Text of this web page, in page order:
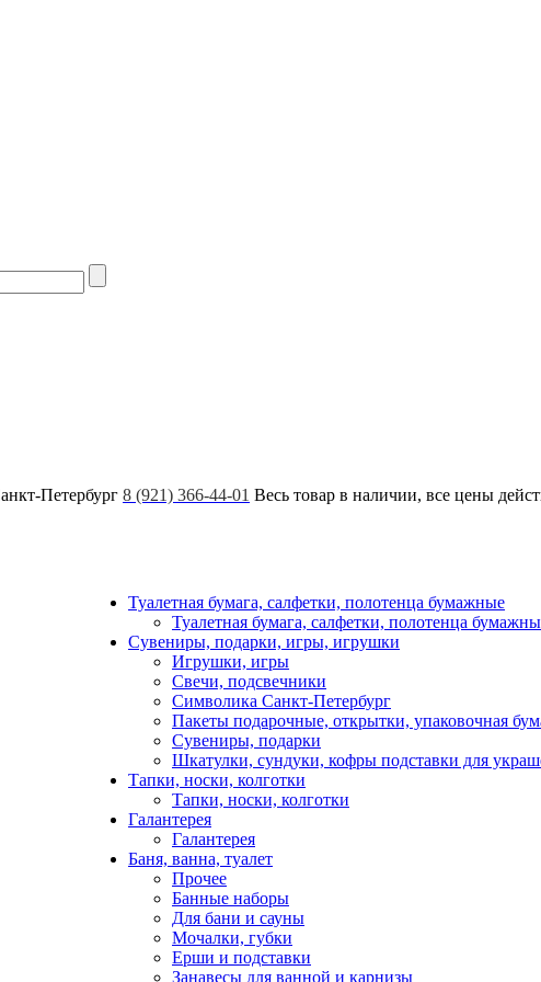
Петербург 8 (921) 366-44-01 Весь товар в наличии, все цены
Туалетная бумага, салфетки, полотенца бумажные
Туалетная бумага, салфетки, полотенца
Сувениры, подарки, игры, игрушки
Игрушки, игры
Свечи, подсвечники
Символика Санкт-Петербург
Пакеты подарочные, открытки, упаковочная
Сувениры, подарки
Шкатулки, сундуки, кофры подставки для
Тапки, носки, колготки
Тапки, носки, колготки
Галантерея
Галантерея
Баня, ванна, туалет
Прочее
Банные наборы
Для бани и сауны
Мочалки, губки
Ерши и подставки
Занавесы для ванной и карнизы